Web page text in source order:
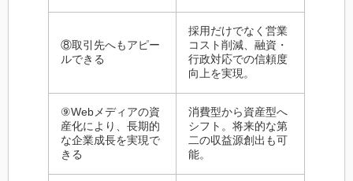
⑧取引先へもアピー
ルできる
採用だけでなく営業
コスト削減、融資・
行政対応での信頼度
向上を実現。
⑨Webメディアの資
産化により、長期的
な企業成長を実現で
きる
消費型から資産型へ
シフト。将来的な第
二の収益源創出も可
能。